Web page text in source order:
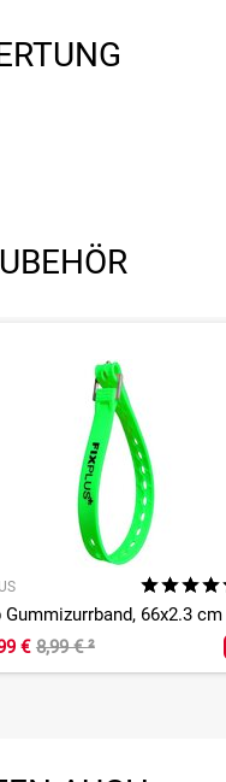
Gummizurrband, 66x2.3 cm
€ 8,99 €²